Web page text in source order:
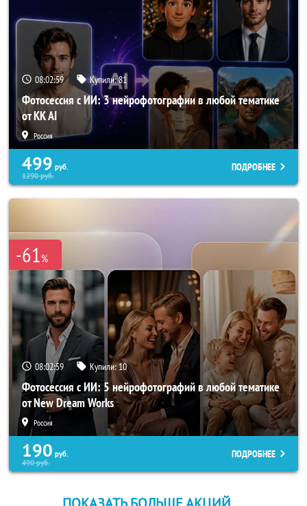
08:02:59 Купили:81
Фотосессия с ИИ: 3 нейрофотографии в любой тематике
от KK AI
Россия
499 руб.
1290руб.
ПОДРОБНЕЕ
-61%
08:02:59 Купили:10
Фотосессия с ИИ: 5 нейрофотографий в любой тематике
от New Dream Works
Россия
190 руб.
490руб.
ПОДРОБНЕЕ